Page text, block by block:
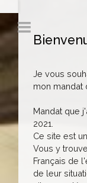
Je vous
mon mandat
Mandat que
2021.
Ce site est
Vous y
Français de
de leur